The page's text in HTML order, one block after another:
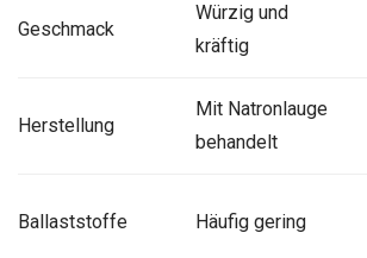
Geschmack
Würzig und
kräftig
Herstellung
Mit Natronlauge
behandelt
Ballaststoffe Häufig gering